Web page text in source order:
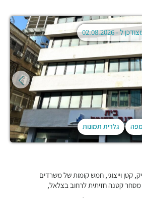
מפה גלרית תמונות
ל -02.08.2026
קטן וייצוגי, חמש קומות של משרדים
קטנה חזיתית לרחוב בצלאל,